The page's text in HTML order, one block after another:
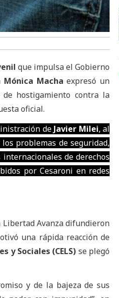
que impulsa el Gobierno
Mónica Macha expresó un
hostigamiento contra la
oficial.
de Javier Milei, al
problemas de seguridad,
de derechos
por Cesaroni en redes
Avanza difundieron
una rápida reacción de
y Sociales (CELS) se plegó
y de la bajeza de sus